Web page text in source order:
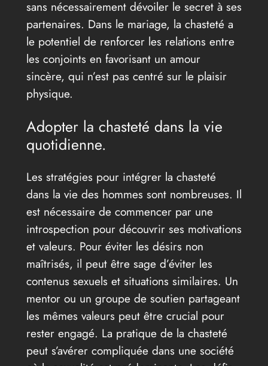
sans nécessairement dévoiler le secret à ses
partenaires. Dans le mariage, la chasteté a
le potentiel de renforcer les relations entre
les conjoints en favorisant un amour
sincère, qui n’est pas centré sur le plaisir
physique.
Adopter la chasteté dans la vie
quotidienne.
Les stratégies pour intégrer la chasteté
dans la vie des hommes sont nombreuses. Il
est nécessaire de commencer par une
introspection pour découvrir ses motivations
et valeurs. Pour éviter les désirs non
maîtrisés, il peut être sage d’éviter les
contenus sexuels et situations similaires. Un
mentor ou un groupe de soutien partageant
les mêmes valeurs peut être crucial pour
rester engagé. La pratique de la chasteté
peut s’avérer compliquée dans une société